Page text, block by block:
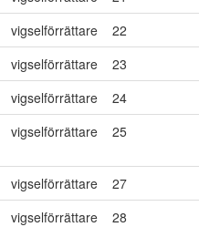
vigselförrättare
22
vigselförrättare
23
vigselförrättare
24
vigselförrättare 25
vigselförrättare
27
vigselförrättare
28